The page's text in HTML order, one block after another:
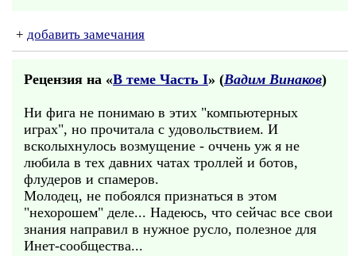
+ добавить замечания
Рецензия на «В теме Часть I» (Вадим Винаков)
Ни фига не понимаю в этих "компьютерных
играх", но прочитала с удовольствием. И
всколыхнулось возмущение - оччень уж я не
любила в тех давних чатах троллей и ботов,
флудеров и спамеров.
Молодец, не побоялся признаться в этом
"нехорошем" деле... Надеюсь, что сейчас все свои
знания направил в нужное русло, полезное для
Инет-сообщества...